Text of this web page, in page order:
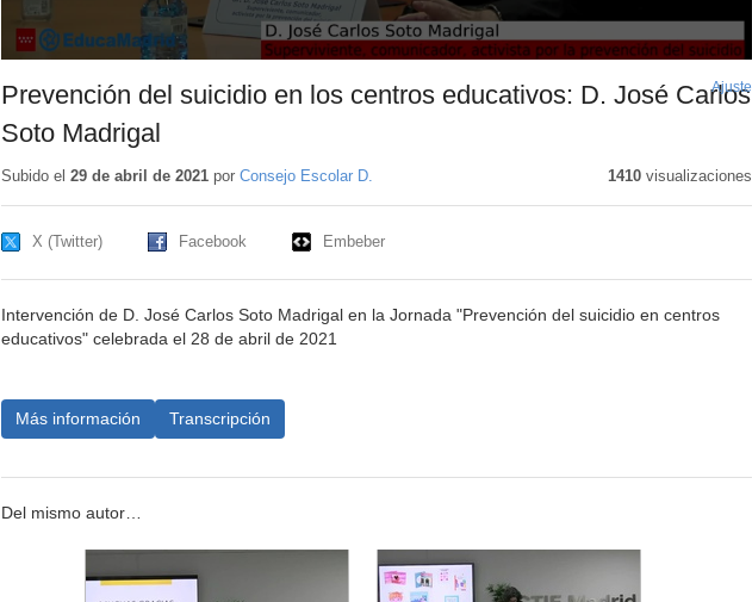
Prevención del suicidio en los centros educativos: D. José Carlos
Soto Madrigal
Ajuste
Subido el 29 de abril de 2021por Consejo Escolar D. 1410visualizaciones
X (Twitter) Facebook Embeber
Intervención de D. José Carlos Soto Madrigal en la Jornada "Prevención del suicidio en centros
educativos" celebrada el 28 de abril de 2021
Más información Transcripción
Del mismo autor…